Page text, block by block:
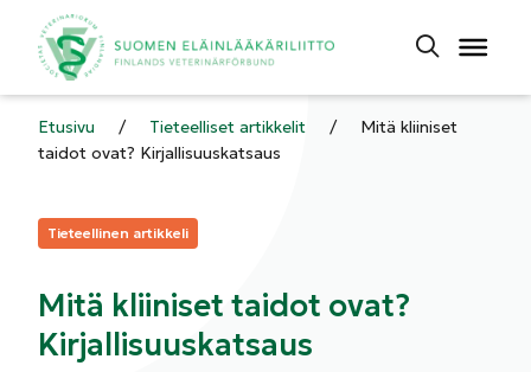
Etusivu / Tieteelliset artikkelit /
Mitä kliiniset
taidot ovat? Kirjallisuuskatsaus
Kategoriat:
Tieteellinen artikkeli
Mitä kliiniset taidot ovat?
Kirjallisuuskatsaus